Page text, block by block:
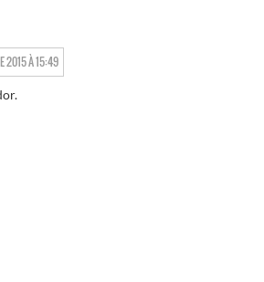
2015 À 15:49